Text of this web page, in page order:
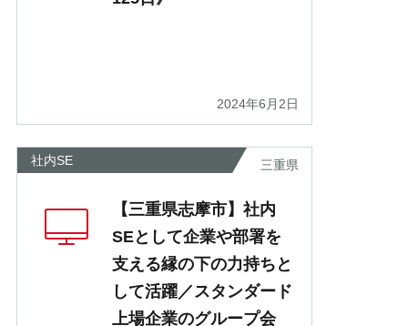
2024年6月2日
社内SE 三重県
【三重県志摩市】社内
SEとして企業や部署を
支える縁の下の力持ちと
して活躍／スタンダード
上場企業のグループ会